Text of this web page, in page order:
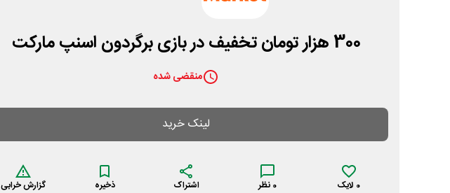
300 هزار تومان تخفیف در بازی برگردون اسنپ مارکت
منقضی شده
لینک خرید
0 لایک 0 نظر اشتراک ذخیره گزارش خرابی